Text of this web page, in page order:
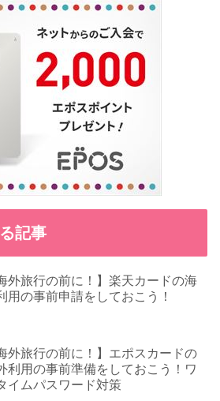
記事
外旅行の前に！】楽天カードの海
用の事前申請をしておこう！
外旅行の前に！】エポスカードの
利用の事前準備をしておこう！ワ
イムパスワード対策